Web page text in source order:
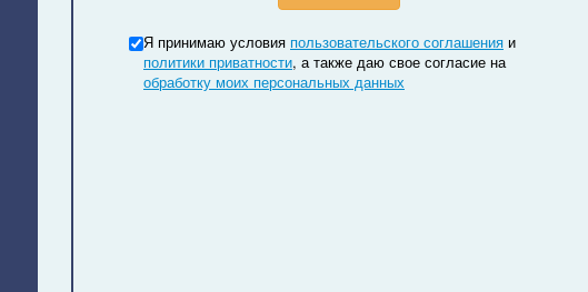
Я принимаю условия пользовательского соглашения и
политики приватности, а также даю свое согласие на
обработку моих персональных данных